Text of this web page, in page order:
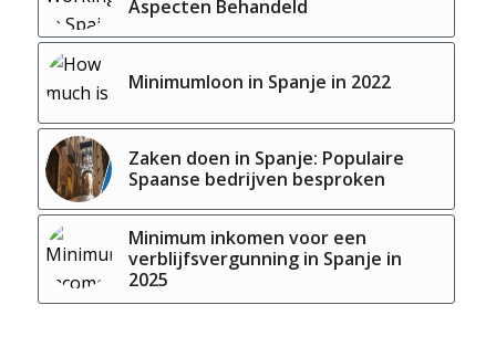
Aspecten Behandeld
Minimumloon in Spanje in 2022
Zaken doen in Spanje: Populaire
Spaanse bedrijven besproken
Minimum inkomen voor een
verblijfsvergunning in Spanje in
2025